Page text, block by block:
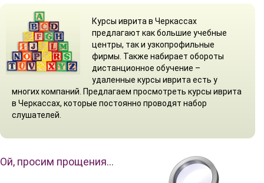
Курсы иврита в Черкассах
предлагают как большие учебные
центры, так и узкопрофильные
фирмы. Также набирает обороты
дистанционное обучение –
удаленные курсы иврита есть у
многих компаний. Предлагаем просмотреть курсы иврита
в Черкассах, которые постоянно проводят набор
слушателей.
Ой, просим прощения…